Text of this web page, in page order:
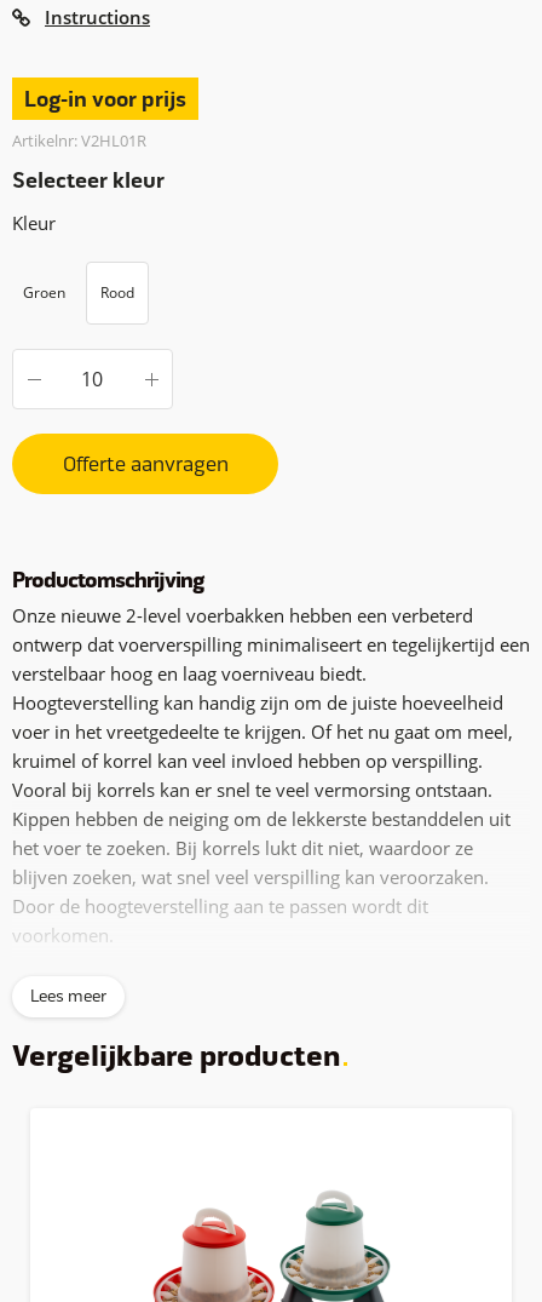
Instructions
Log-in voor prijs
Artikelnr: V2HL01R
Selecteer kleur
Kleur
Groen Rood
Offerte aanvragen
Productomschrijving
Onze nieuwe 2-level voerbakken hebben een verbeterd
ontwerp dat voerverspilling minimaliseert en tegelijkertijd een
verstelbaar hoog en laag voerniveau biedt.
Hoogteverstelling kan handig zijn om de juiste hoeveelheid
voer in het vreetgedeelte te krijgen. Of het nu gaat om meel,
kruimel of korrel kan veel invloed hebben op verspilling.
Vooral bij korrels kan er snel te veel vermorsing ontstaan.
Kippen hebben de neiging om de lekkerste bestanddelen uit
het voer te zoeken. Bij korrels lukt dit niet, waardoor ze
blijven zoeken, wat snel veel verspilling kan veroorzaken.
Door de hoogteverstelling aan te passen wordt dit
voorkomen.
Het verbeterde ontwerp biedt een diepere voerbak met een
verbeterde morsrand, wat zorgt voor schoner en efficiënter
voeren. Een stevige, geïntegreerde handgreep bovenop zorgt
voor extra stabiliteit en gebruiksgemak. Voor het beste
Deze nieuwe voerbak is verkrijgbaar met of zonder pootjes.
De pootjes helpen het voer schoner te houden door vervuiling
Lees meer
Vergelijkbare producten